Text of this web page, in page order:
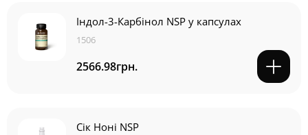
Індол-3-Карбінол NSP у капсулах
1506
2566.98грн.
Сік Ноні NSP